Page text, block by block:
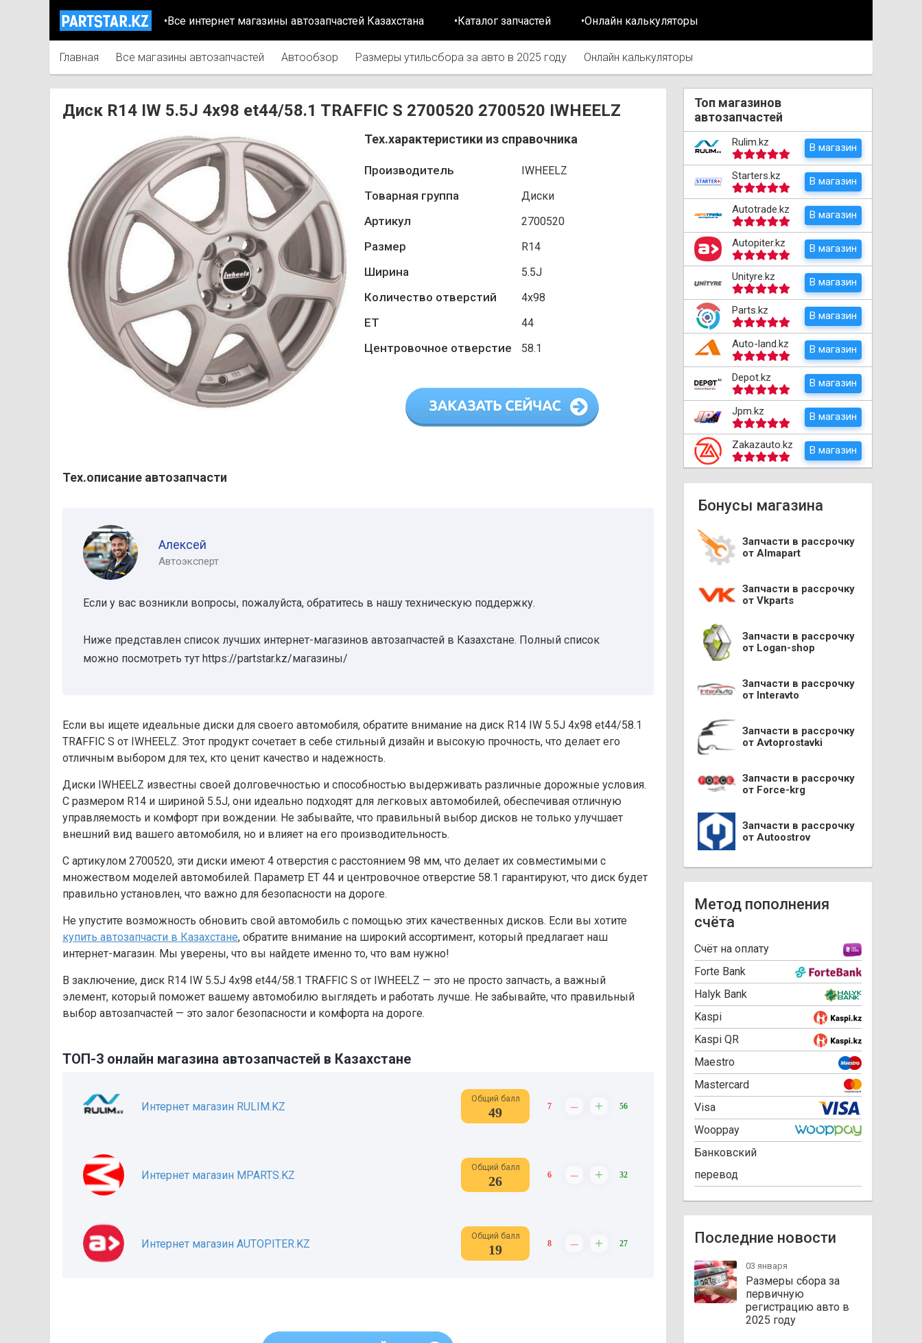
•Все интернет магазины автозапчастей Казахстана •Каталог запчастей •Онлайн калькуляторы
Главная Все магазины автозапчастей Автообзор Размеры утильсбора за авто в 2025 году Онлайн калькуляторы
Диск R14 IW 5.5J 4х98 et44/58.1 TRAFFIC S 2700520 2700520 IWHEELZ
Тех.характеристики из справочника
Производитель IWHEELZ
Товарная группа Диски
Артикул 2700520
Размер R14
Ширина 5.5J
Количество отверстий 4х98
ET 44
Центровочное отверстие 58.1
Тех.описание автозапчасти
Алексей
Автоэксперт
Если у вас возникли вопросы, пожалуйста, обратитесь в нашу техническую поддержку.
Ниже представлен список лучших интернет-магазинов автозапчастей в Казахстане. Полный список
можно посмотреть тут https://partstar.kz/магазины/
Если вы ищете идеальные диски для своего автомобиля, обратите внимание на диск R14 IW 5.5J 4х98 et44/58.1
TRAFFIC S от IWHEELZ. Этот продукт сочетает в себе стильный дизайн и высокую прочность, что делает его
отличным выбором для тех, кто ценит качество и надежность.
Диски IWHEELZ известны своей долговечностью и способностью выдерживать различные дорожные условия.
С размером R14 и шириной 5.5J, они идеально подходят для легковых автомобилей, обеспечивая отличную
управляемость и комфорт при вождении. Не забывайте, что правильный выбор дисков не только улучшает
внешний вид вашего автомобиля, но и влияет на его производительность.
С артикулом 2700520, эти диски имеют 4 отверстия с расстоянием 98 мм, что делает их совместимыми с
множеством моделей автомобилей. Параметр ET 44 и центровочное отверстие 58.1 гарантируют, что диск будет
правильно установлен, что важно для безопасности на дороге.
Не упустите возможность обновить свой автомобиль с помощью этих качественных дисков. Если вы хотите
купить автозапчасти в Казахстане, обратите внимание на широкий ассортимент, который предлагает наш
интернет-магазин. Мы уверены, что вы найдете именно то, что вам нужно!
В заключение, диск R14 IW 5.5J 4х98 et44/58.1 TRAFFIC S от IWHEELZ — это не просто запчасть, а важный
элемент, который поможет вашему автомобилю выглядеть и работать лучше. Не забывайте, что правильный
выбор автозапчастей — это залог безопасности и комфорта на дороге.
ТОП-3 онлайн магазина автозапчастей в Казахстане
Интернет магазин RULIM.KZ
Общий балл
49 7 – + 56
Интернет магазин MPARTS.KZ
Общий балл
26 6 – + 32
Интернет магазин AUTOPITER.KZ
Общий балл
19 8 – + 27
Топ магазинов
автозапчастей
Rulim.kz В магазин
Starters.kz В магазин
Autotrade.kz В магазин
Autopiter.kz В магазин
Unityre.kz В магазин
Parts.kz В магазин
Auto-land.kz В магазин
Depot.kz В магазин
Jpm.kz В магазин
Zakazauto.kz В магазин
Бонусы магазина
Запчасти в рассрочку
от Almapart
Запчасти в рассрочку
от Vkparts
Запчасти в рассрочку
от Logan-shop
Запчасти в рассрочку
от Interavto
Запчасти в рассрочку
от Avtoprostavki
Запчасти в рассрочку
от Force-krg
Запчасти в рассрочку
от Autoostrov
Метод пополнения
счёта
Cчёт на оплату
Forte Bank
Halyk Bank
Kaspi
Kaspi QR
Maestro
Mastercard
Visa
Wooppay
Банковский
перевод
Последние новости
03 января
Размеры сбора за
первичную
регистрацию авто в
2025 году